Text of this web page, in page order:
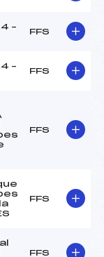
–
FFS
–
FFS
FFS
FFS
FFS